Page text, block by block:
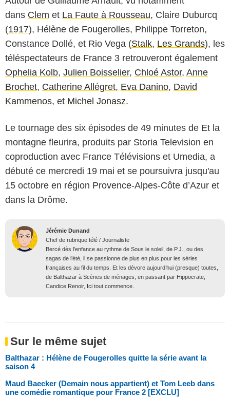
dans Clem et La Faute à Rousseau, Claire Duburcq
(1917), Hélène de Fougerolles, Philippe Torreton,
Constance Dollé, et Rio Vega (Stalk, Les Grands), les
téléspectateurs de France 3 retrouveront également
Ophelia Kolb, Julien Boisselier, Chloé Astor, Anne
Brochet, Catherine Allégret, Eva Danino, David
Kammenos, et Michel Jonasz.
Le tournage des six épisodes de 49 minutes de Et la
montagne fleurira, produits par Storia Television en
coproduction avec France Télévisions et Umedia, a
débuté ce mercredi 19 mai et se poursuivra jusqu'au
15 octobre en région Provence-Alpes-Côte d’Azur et
dans la Drôme.
Jérémie Dunand
Chef de rubrique télé / Journaliste
Bercé dès l’enfance au rythme de Sous le soleil, de P.J., ou des
sagas de l’été, il se passionne de plus en plus pour les séries
françaises au fil du temps. Et les dévore aujourd’hui (presque) toutes,
de Balthazar à Scènes de ménages, en passant par Hippocrate,
Candice Renoir, Ici tout commence.
Sur le même sujet
Balthazar : Hélène de Fougerolles quitte la série avant la
saison 4
Maud Baecker (Demain nous appartient) et Tom Leeb dans
une comédie romantique pour France 2 [EXCLU]